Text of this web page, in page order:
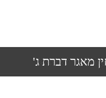
מאגר דברת ג'